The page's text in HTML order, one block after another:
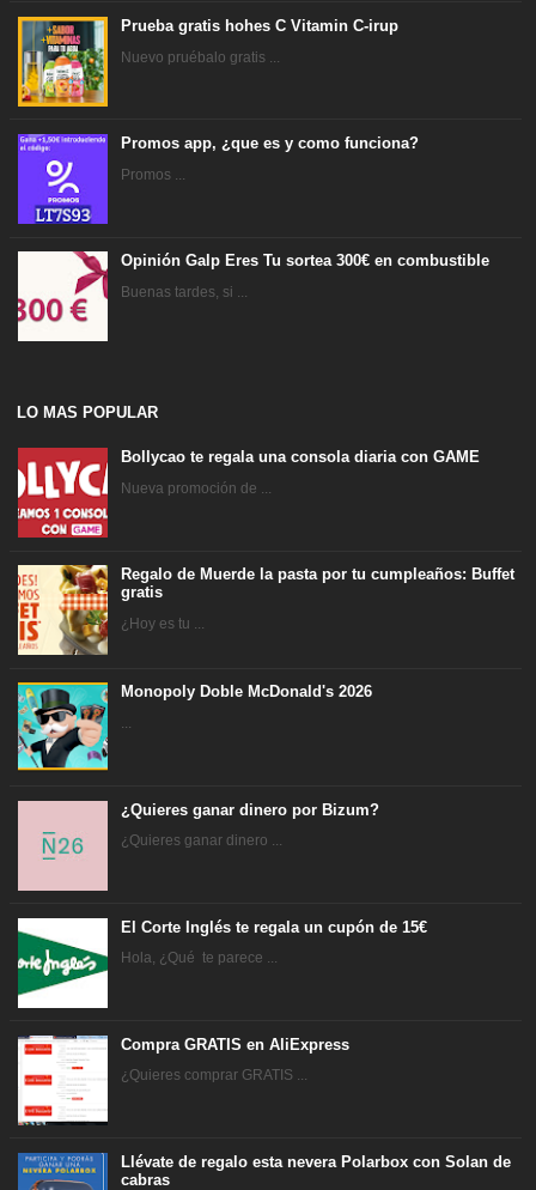
Prueba gratis hohes C Vitamin C-irup
Nuevo pruébalo gratis ...
Promos app, ¿que es y como funciona?
Promos ...
Opinión Galp Eres Tu sortea 300€ en combustible
Buenas tardes, si ...
LO MAS POPULAR
Bollycao te regala una consola diaria con GAME
Nueva promoción de ...
Regalo de Muerde la pasta por tu cumpleaños: Buffet
gratis
¿Hoy es tu ...
Monopoly Doble McDonald's 2026
...
¿Quieres ganar dinero por Bizum?
¿Quieres ganar dinero ...
El Corte Inglés te regala un cupón de 15€
Hola, ¿Qué te parece ...
Compra GRATIS en AliExpress
¿Quieres comprar GRATIS ...
Llévate de regalo esta nevera Polarbox con Solan de
cabras